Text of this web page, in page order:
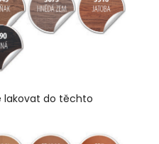
lakovat do těchto